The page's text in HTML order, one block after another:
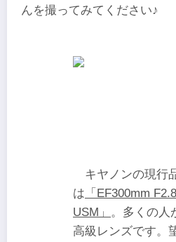
んを撮ってみてください♪
キヤノンの現行
は 「EF300mm
USM」 。多くの人
高級レンズです。